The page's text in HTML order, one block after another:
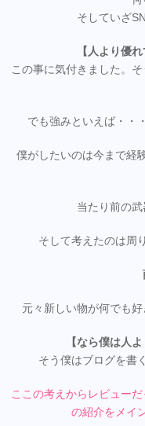
そしていざ
【人より優
この事に気付きました。
でも強みといえば・・
僕がしたいのは今まで経
当たり前の武
そして考えたのは周
元々新しい物が何でも
【なら僕は人
そう僕はブログを書
ここの考えからレビュー
の紹介をメイ